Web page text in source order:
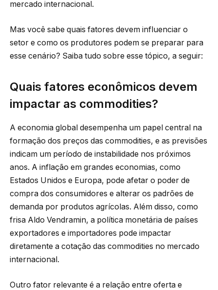
mercado internacional.
Mas você sabe quais fatores devem influenciar o
setor e como os produtores podem se preparar para
esse cenário? Saiba tudo sobre esse tópico, a seguir:
Quais fatores econômicos devem
impactar as commodities?
A economia global desempenha um papel central na
formação dos preços das commodities, e as previsões
indicam um período de instabilidade nos próximos
anos. A inflação em grandes economias, como
Estados Unidos e Europa, pode afetar o poder de
compra dos consumidores e alterar os padrões de
demanda por produtos agrícolas. Além disso, como
frisa Aldo Vendramin, a política monetária de países
exportadores e importadores pode impactar
diretamente a cotação das commodities no mercado
internacional.
Outro fator relevante é a relação entre oferta e